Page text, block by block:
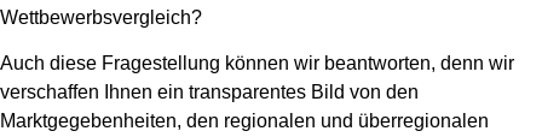
Wettbewerbsvergleich?
Auch diese Fragestellung können wir beantworten, denn wir
verschaffen Ihnen ein transparentes Bild von den
Marktgegebenheiten, den regionalen und überregionalen